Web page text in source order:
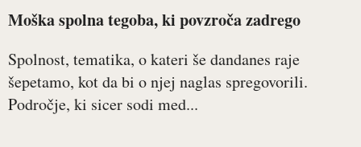
Moška spolna tegoba, ki povzroča zadrego
Spolnost, tematika, o kateri še dandanes raje
šepetamo, kot da bi o njej naglas spregovorili.
Področje, ki sicer sodi med...